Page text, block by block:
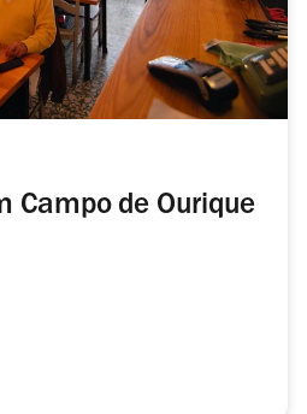
Campo de Ourique